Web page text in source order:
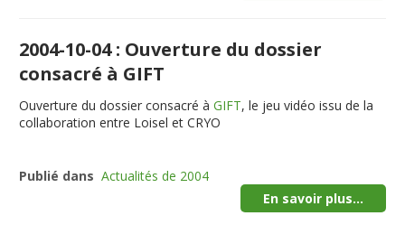
2004-10-04 : Ouverture du dossier
consacré à GIFT
Ouverture du dossier consacré àGIFT, le jeu vidéo issu de la
collaboration entre Loisel et CRYO
Publié dans Actualités de 2004
En savoir plus...